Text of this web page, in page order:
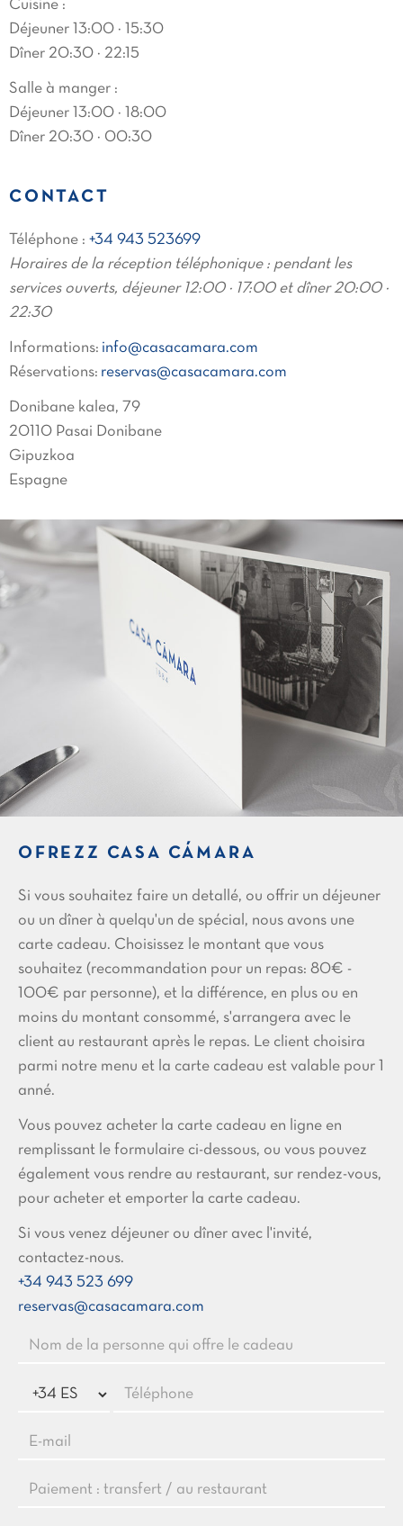
Cuisine :
Déjeuner 13:00 · 15:30
Dîner 20:30 · 22:15
Salle à manger :
Déjeuner 13:00 · 18:00
Dîner 20:30 · 00:30
CONTACT
Téléphone : +34 943 523699
Horaires de la réception téléphonique : pendant les
services ouverts, déjeuner 12:00 · 17:00 et dîner 20:00 ·
22:30
Informations: info@casacamara.com
Réservations: reservas@casacamara.com
Donibane kalea, 79
20110 Pasai Donibane
Gipuzkoa
Espagne
OFREZZ CASA CÁMARA
Si vous souhaitez faire un detallé, ou offrir un déjeuner
ou un dîner à quelqu'un de spécial, nous avons une
carte cadeau. Choisissez le montant que vous
souhaitez (recommandation pour un repas: 80€ -
100€ par personne), et la différence, en plus ou en
moins du montant consommé, s'arrangera avec le
client au restaurant après le repas. Le client choisira
parmi notre menu et la carte cadeau est valable pour 1
anné.
Vous pouvez acheter la carte cadeau en ligne en
remplissant le formulaire ci-dessous, ou vous pouvez
également vous rendre au restaurant, sur rendez-vous,
pour acheter et emporter la carte cadeau.
Si vous venez déjeuner ou dîner avec l'invité,
contactez-nous.
+34 943 523 699
reservas@casacamara.com